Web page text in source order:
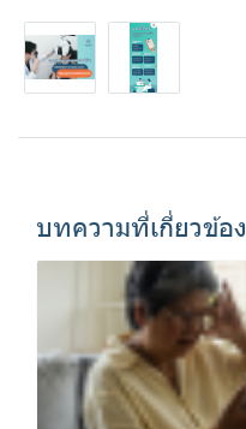
บทความที่เกี่ยวข้อง